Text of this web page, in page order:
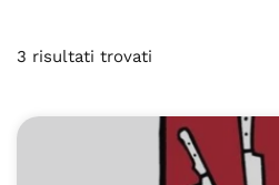
3 risultati trovati